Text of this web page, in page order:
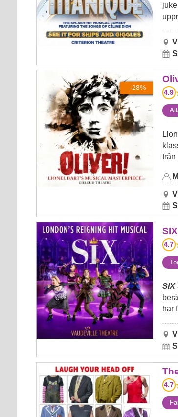
-28%
Oliver!
4.9
från
SIX SIX
4.7
SIX
har
The Play That Goes Wrong
4.7